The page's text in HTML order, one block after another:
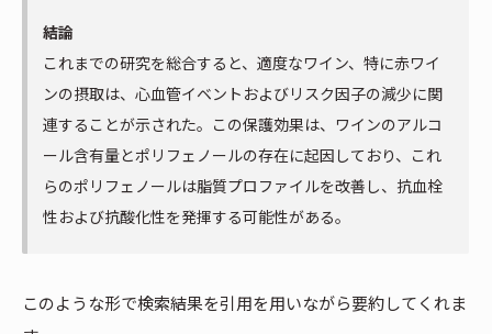
結論
これまでの研究を総合すると、適度なワイン、特に赤ワイ
ンの摂取は、心血管イベントおよびリスク因子の減少に関
連することが示された。この保護効果は、ワインのアルコ
ール含有量とポリフェノールの存在に起因しており、これ
らのポリフェノールは脂質プロファイルを改善し、抗血栓
性および抗酸化性を発揮する可能性がある。
このような形で検索結果を引用を用いながら要約してくれま